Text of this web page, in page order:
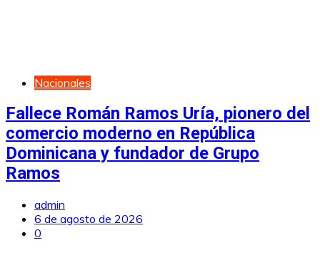
Nacionales
Fallece Román Ramos Uría, pionero del
comercio moderno en República
Dominicana y fundador de Grupo
Ramos
admin
6 de agosto de 2026
0